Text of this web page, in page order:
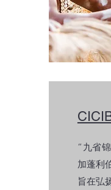
“九省
加蓬利
旨在弘